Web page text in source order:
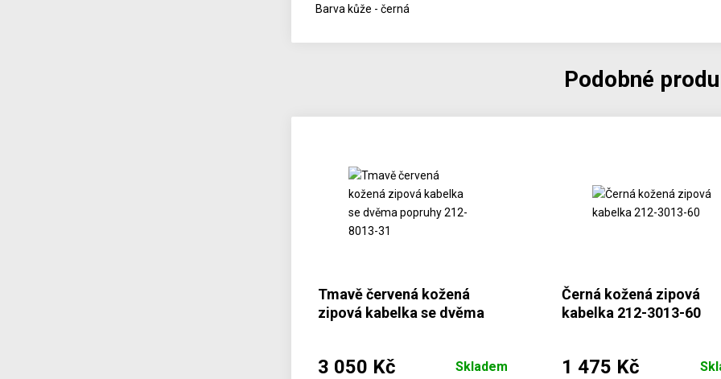
Barva kůže - černá
Podobné
Tmavě červená kožená
zipová kabelka se dvěma
3 050 Kč Skladem
Černá kožená zipová
kabelka 212-3013-60
1 475 Kč